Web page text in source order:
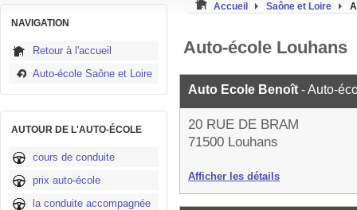
NAVIGATION
Retour à l'accueil
Auto-école Saône et Loire
AUTOUR DE L'AUTO-ÉCOLE
cours de conduite
prix auto-école
la conduite accompagnée
Accueil Saône et Loire
Auto-école Louhans
Auto Ecole Benoît - Auto-
20 RUE DE BRAM
71500 Louhans
Afficher les détails